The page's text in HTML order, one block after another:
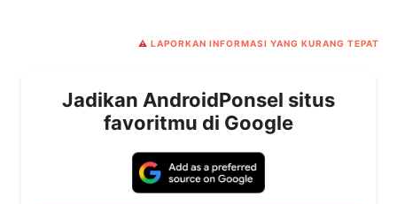
⚠️ LAPORKAN INFORMASI YANG KURANG TEPAT
Jadikan AndroidPonsel situs
favoritmu di Google